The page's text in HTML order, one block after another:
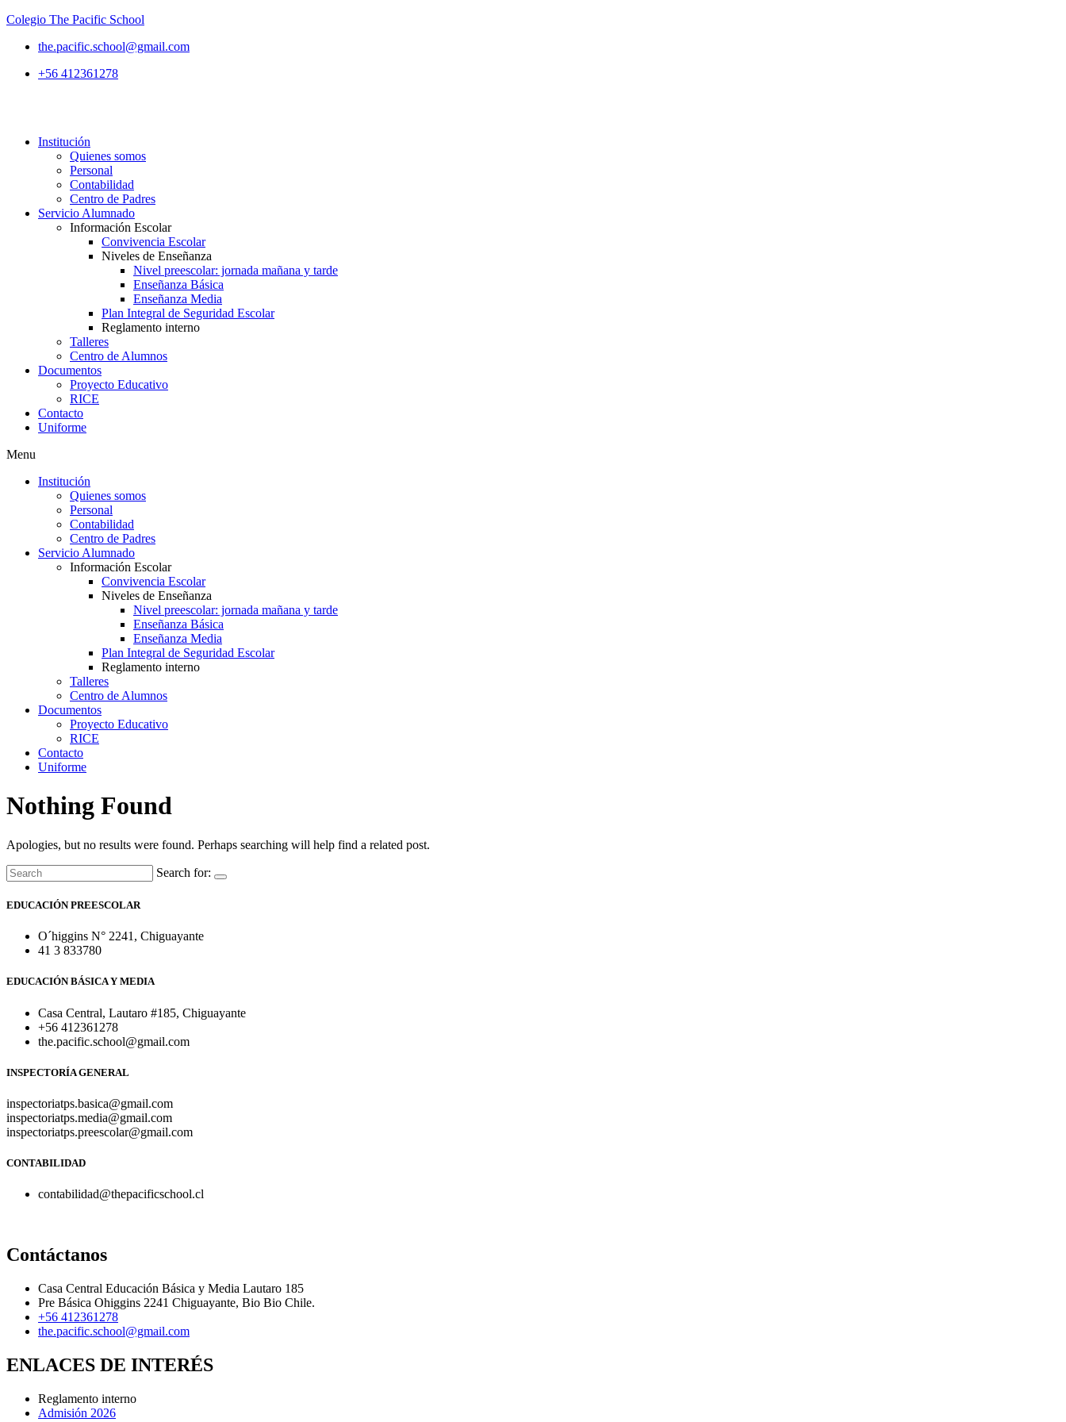
Colegio The Pacific School
the.pacific.school@gmail.com
+56 412361278
Institución
Quienes somos
Personal
Contabilidad
Centro de Padres
Servicio Alumnado
Información Escolar
Convivencia Escolar
Niveles de Enseñanza
Nivel preescolar: jornada mañana y tarde
Enseñanza Básica
Enseñanza Media
Plan Integral de Seguridad Escolar
Reglamento interno
Talleres
Centro de Alumnos
Documentos
Proyecto Educativo
RICE
Contacto
Uniforme
Menu
Institución
Quienes somos
Personal
Contabilidad
Centro de Padres
Servicio Alumnado
Información Escolar
Convivencia Escolar
Niveles de Enseñanza
Nivel preescolar: jornada mañana y tarde
Enseñanza Básica
Enseñanza Media
Plan Integral de Seguridad Escolar
Reglamento interno
Talleres
Centro de Alumnos
Documentos
Proyecto Educativo
RICE
Contacto
Uniforme
Nothing Found
Apologies, but no results were found. Perhaps searching will help find a related post.
Search for:
EDUCACIÓN PREESCOLAR
O´higgins N° 2241, Chiguayante
41 3 833780
EDUCACIÓN BÁSICA Y MEDIA
Casa Central, Lautaro #185, Chiguayante
+56 412361278
the.pacific.school@gmail.com
INSPECTORÍA GENERAL
inspectoriatps.basica@gmail.com
inspectoriatps.media@gmail.com
inspectoriatps.preescolar@gmail.com
CONTABILIDAD
contabilidad@thepacificschool.cl
Contáctanos
Casa Central Educación Básica y Media Lautaro 185
Pre Básica Ohiggins 2241 Chiguayante, Bio Bio Chile.
+56 412361278
the.pacific.school@gmail.com
ENLACES DE INTERÉS
Reglamento interno
Admisión 2026